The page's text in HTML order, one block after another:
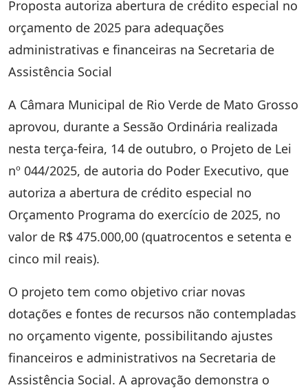
Proposta autoriza abertura de crédito especial no
orçamento de 2025 para adequações
administrativas e financeiras na Secretaria de
Assistência Social
A Câmara Municipal de Rio Verde de Mato Grosso
aprovou, durante a Sessão Ordinária realizada
nesta terça-feira, 14 de outubro, o Projeto de Lei
nº 044/2025, de autoria do Poder Executivo, que
autoriza a abertura de crédito especial no
Orçamento Programa do exercício de 2025, no
valor de R$ 475.000,00 (quatrocentos e setenta e
cinco mil reais).
O projeto tem como objetivo criar novas
dotações e fontes de recursos não contempladas
no orçamento vigente, possibilitando ajustes
financeiros e administrativos na Secretaria de
Assistência Social. A aprovação demonstra o